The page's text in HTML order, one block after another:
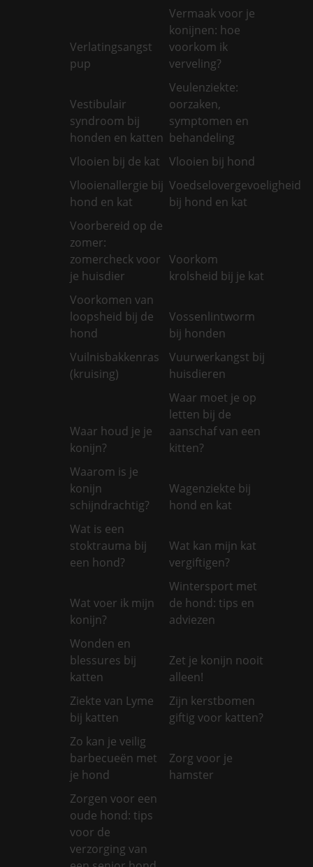
Verlatingsangst
pup
Vermaak voor je
konijnen: hoe
voorkom ik
verveling?
Vestibulair
syndroom bij
honden en katten
Veulenziekte:
oorzaken,
symptomen en
behandeling
Vlooien bij de kat
Vlooien bij hond
Vlooienallergie bij
hond en kat
Voedselovergevoeligheid
bij hond en kat
Voorbereid op de
zomer:
zomercheck voor
je huisdier
Voorkom
krolsheid bij je kat
Voorkomen van
loopsheid bij de
hond
Vossenlintworm
bij honden
Vuilnisbakkenras
(kruising)
Vuurwerkangst bij
huisdieren
Waar houd je je
konijn?
Waar moet je op
letten bij de
aanschaf van een
kitten?
Waarom is je
konijn
schijndrachtig?
Wagenziekte bij
hond en kat
Wat is een
stoktrauma bij
een hond?
Wat kan mijn kat
vergiftigen?
Wat voer ik mijn
konijn?
Wintersport met
de hond: tips en
adviezen
Wonden en
blessures bij
katten
Zet je konijn nooit
alleen!
Ziekte van Lyme
bij katten
Zijn kerstbomen
giftig voor katten?
Zo kan je veilig
barbecueën met
je hond
Zorg voor je
hamster
Zorgen voor een
oude hond: tips
voor de
verzorging van